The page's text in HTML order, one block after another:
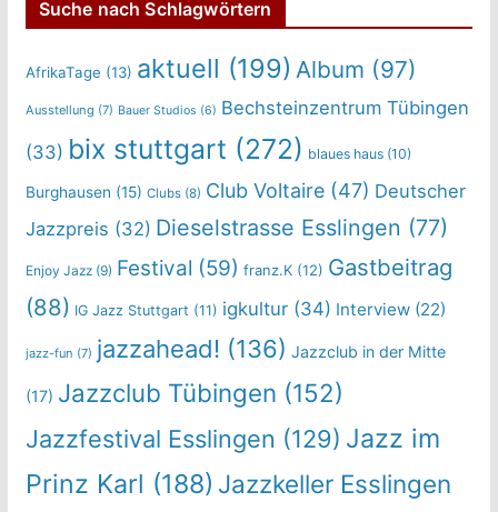
Suche nach Schlagwörtern
AfrikaTage (13) aktuell (199) Album (97)
Ausstellung (7) Bauer Studios (6) Bechsteinzentrum Tübingen
(33) bix stuttgart (272) blaues haus(10)
Burghausen (15) Clubs(8) Club Voltaire(47) Deutscher
Jazzpreis (32) Dieselstrasse Esslingen (77)
Enjoy Jazz(9) Festival (59) franz.K(12) Gastbeitrag
(88) IG Jazz Stuttgart (11) igkultur(34) Interview(22)
jazz-fun (7) jazzahead! (136) Jazzclub in der Mitte
(17) Jazzclub Tübingen (152)
Jazzfestival Esslingen (129) Jazz im
Prinz Karl (188) Jazzkeller Esslingen